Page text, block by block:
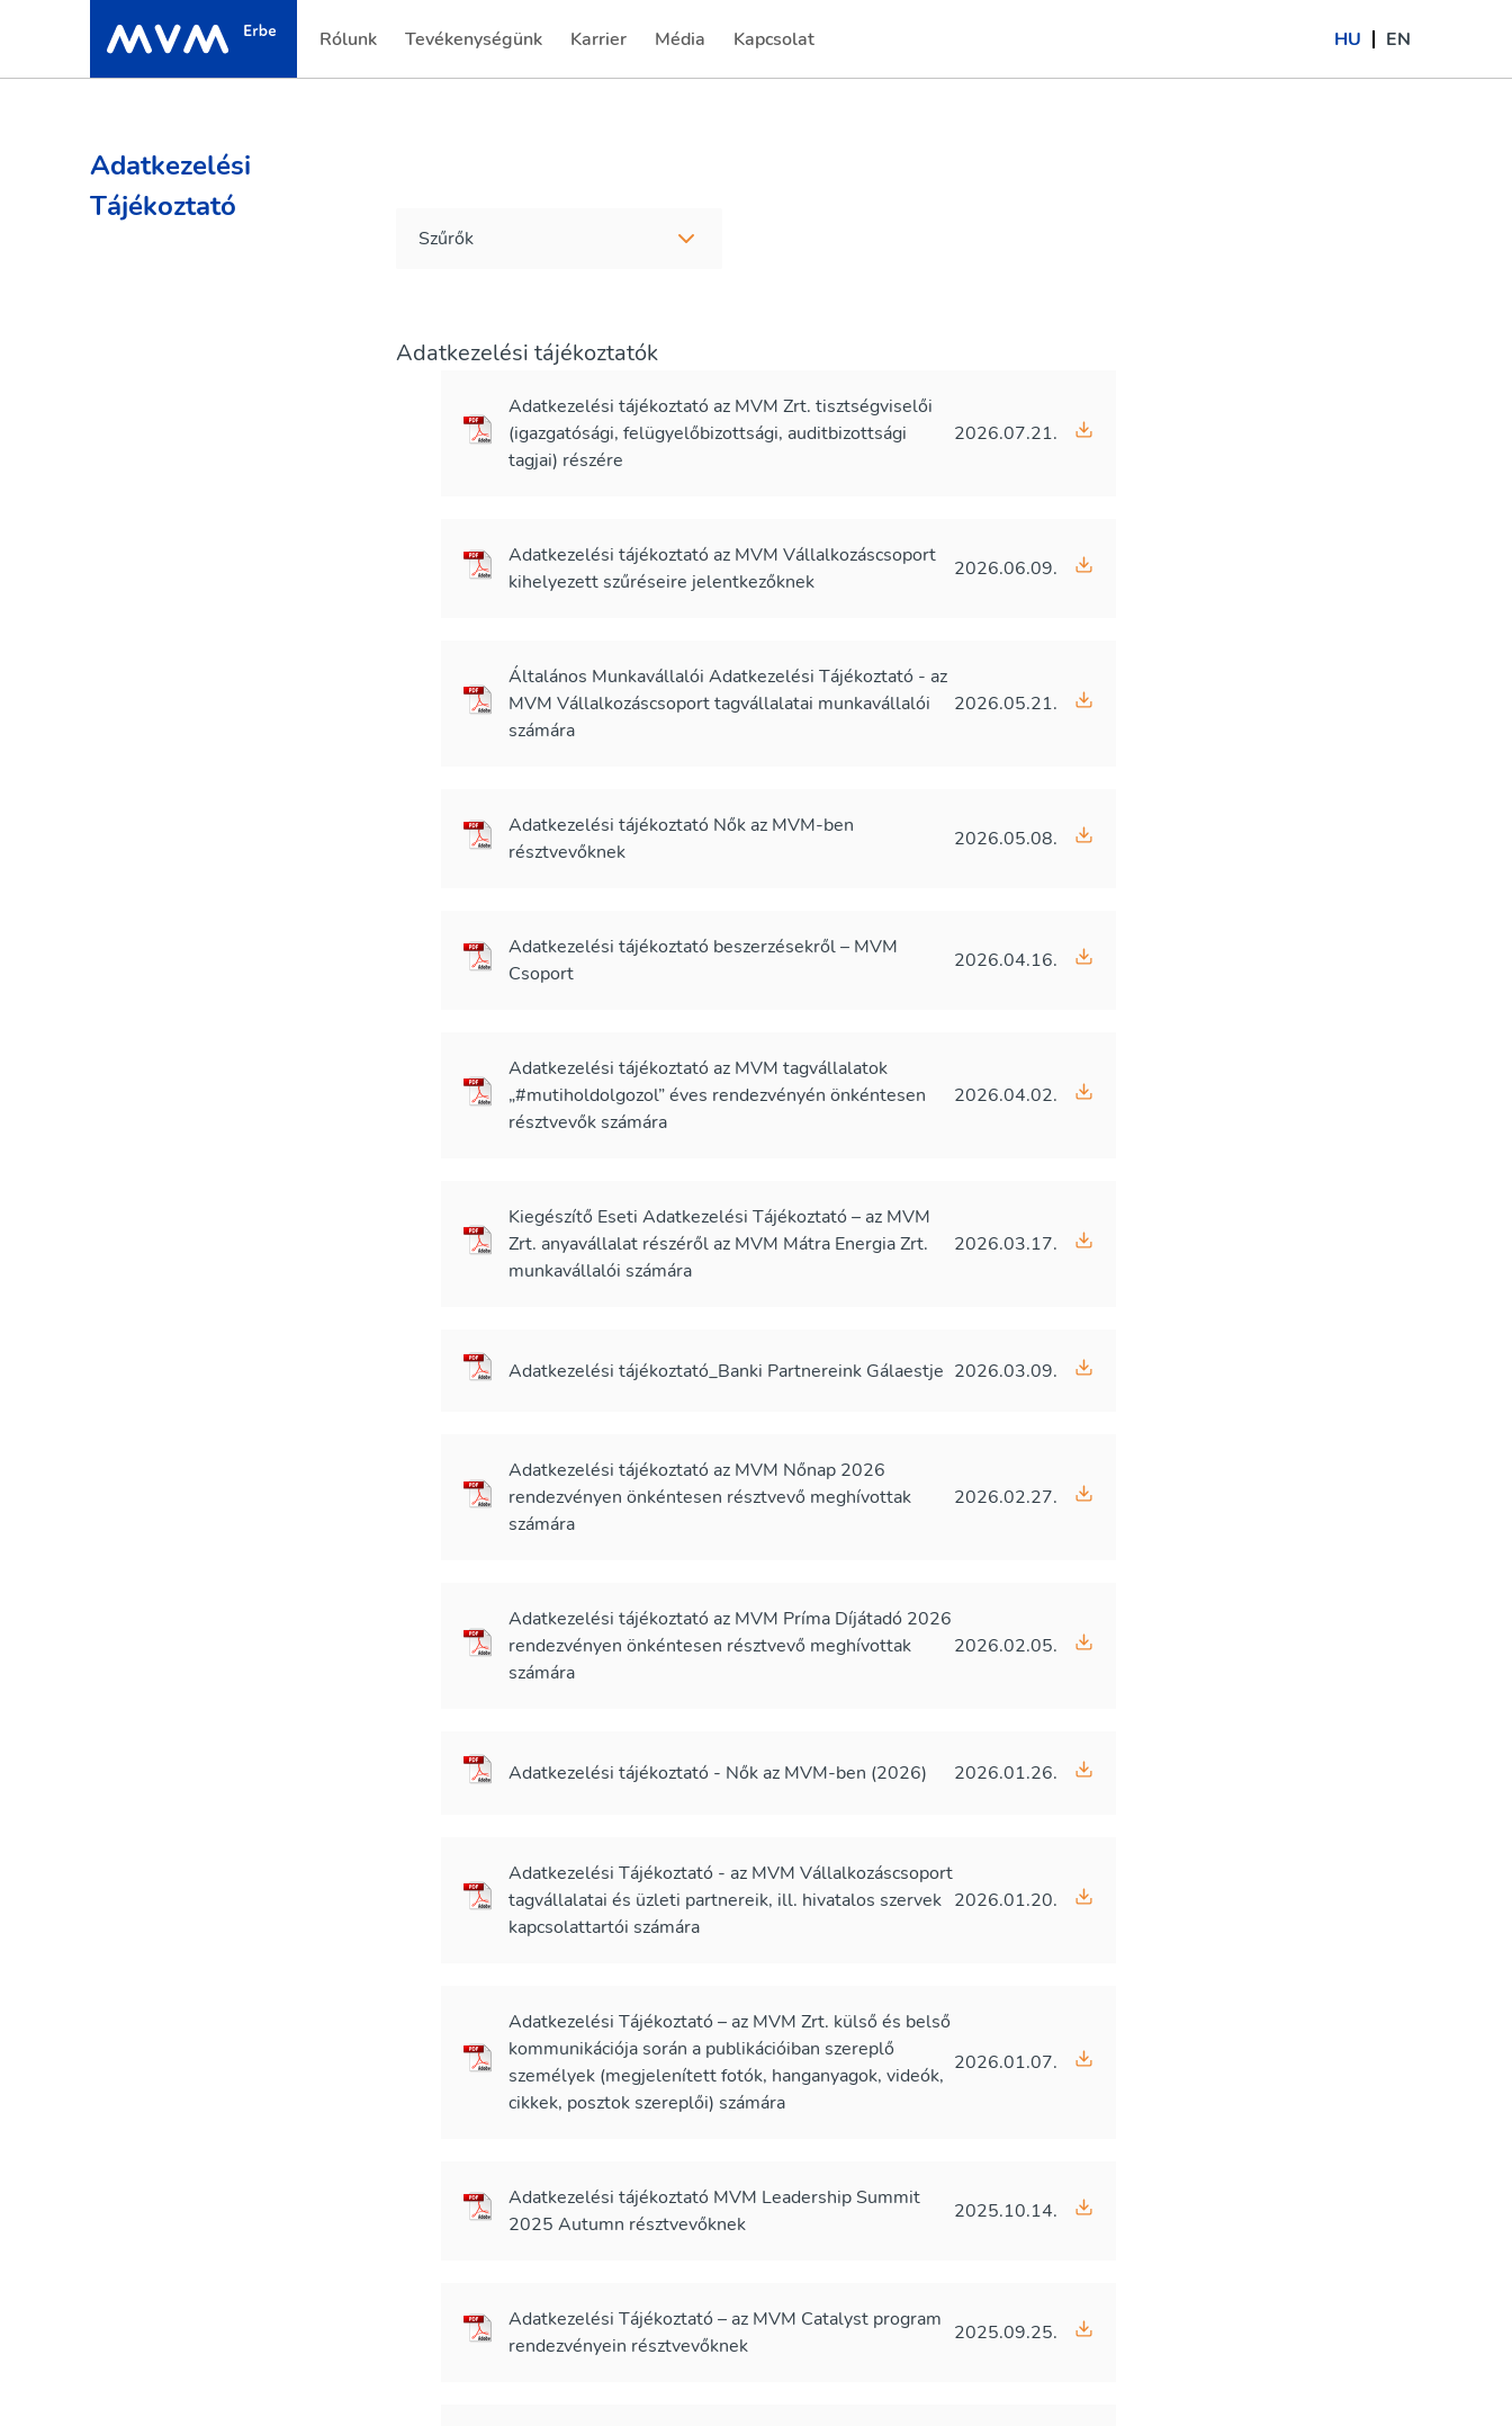
Rólunk Tevékenységünk Karrier
(current) Média Kapcsolat
(current) HU EN
Adatkezelési
Tájékoztató
Szűrők
Adatkezelési tájékoztatók
Adatkezelési tájékoztató az MVM Zrt. tisztségviselői
(igazgatósági, felügyelőbizottsági, auditbizottsági
tagjai) részére
2026.07.21.
Adatkezelési tájékoztató az MVM Vállalkozáscsoport
kihelyezett szűréseire jelentkezőknek
2026.06.09.
Általános Munkavállalói Adatkezelési Tájékoztató - az
MVM Vállalkozáscsoport tagvállalatai munkavállalói
számára
2026.05.21.
Adatkezelési tájékoztató Nők az MVM-ben
résztvevőknek
2026.05.08.
Adatkezelési tájékoztató beszerzésekről – MVM
Csoport
2026.04.16.
Adatkezelési tájékoztató az MVM tagvállalatok
„#mutiholdolgozol” éves rendezvényén önkéntesen
résztvevők számára
2026.04.02.
Kiegészítő Eseti Adatkezelési Tájékoztató – az MVM
Zrt. anyavállalat részéről az MVM Mátra Energia Zrt.
munkavállalói számára
2026.03.17.
Adatkezelési tájékoztató_Banki Partnereink Gálaestje 2026.03.09.
Adatkezelési tájékoztató az MVM Nőnap 2026
rendezvényen önkéntesen résztvevő meghívottak
számára
2026.02.27.
Adatkezelési tájékoztató az MVM Príma Díjátadó 2026
rendezvényen önkéntesen résztvevő meghívottak
számára
2026.02.05.
Adatkezelési tájékoztató - Nők az MVM-ben (2026) 2026.01.26.
Adatkezelési Tájékoztató - az MVM Vállalkozáscsoport
tagvállalatai és üzleti partnereik, ill. hivatalos szervek
kapcsolattartói számára
2026.01.20.
Adatkezelési Tájékoztató – az MVM Zrt. külső és belső
kommunikációja során a publikációiban szereplő
személyek (megjelenített fotók, hanganyagok, videók,
cikkek, posztok szereplői) számára
2026.01.07.
Adatkezelési tájékoztató MVM Leadership Summit
2025 Autumn résztvevőknek
2025.10.14.
Adatkezelési Tájékoztató – az MVM Catalyst program
rendezvényein résztvevőknek
2025.09.25.